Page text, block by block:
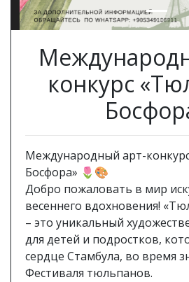
конкурс
Международный арт-
Босфора» 🌷🎨
Добро пожаловать в мир
весеннего вдохновения!
– это уникальный
для детей и подростков,
сердце Стамбула, во время
Фестиваля тюльпанов.